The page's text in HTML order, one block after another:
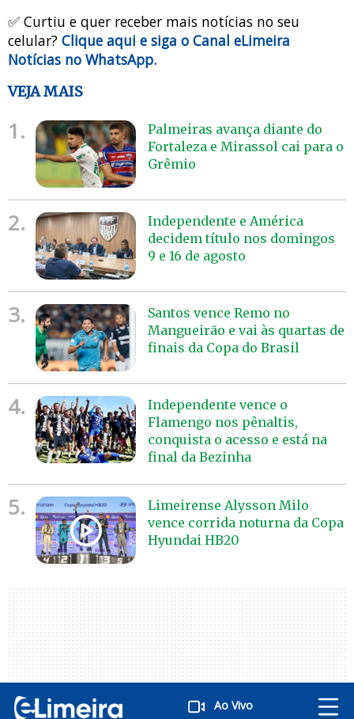
Ao Vivo
✅ Curtiu e quer receber mais notícias no seu
celular? Clique aqui e siga o Canal eLimeira
Notícias no WhatsApp.
VEJA MAIS
1.
Palmeiras avança diante do
Fortaleza e Mirassol cai para o
Grêmio
2.
Independente e América
decidem título nos domingos
9 e 16 de agosto
3.
Santos vence Remo no
Mangueirão e vai às quartas de
finais da Copa do Brasil
4.
Independente vence o
Flamengo nos pênaltis,
conquista o acesso e está na
final da Bezinha
5.
Limeirense Alysson Milo
vence corrida noturna da Copa
Hyundai HB20